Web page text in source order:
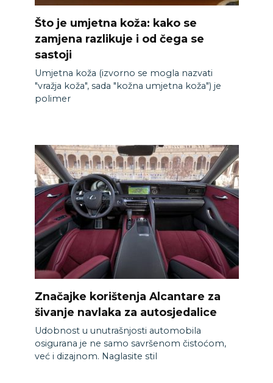
Što je umjetna koža: kako se
zamjena razlikuje i od čega se
sastoji
Umjetna koža (izvorno se mogla nazvati
"vražja koža", sada "kožna umjetna koža") je
polimer
Značajke korištenja Alcantare za
šivanje navlaka za autosjedalice
Udobnost u unutrašnjosti automobila
osigurana je ne samo savršenom čistoćom,
već i dizajnom. Naglasite stil